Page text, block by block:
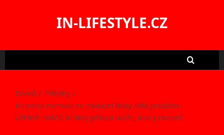
IN-LIFESTYLE.CZ
Domů
Příběhy
Hejného metoda ze základní školy dělá problém i
většině rodičů: Krátký příklad ukáže, kdo jí rozumí